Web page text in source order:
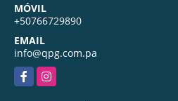
MÓVIL
+50766729890
EMAIL
info@qpg.com.pa
FacebookInstagram